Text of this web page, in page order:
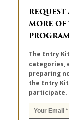
MORE OF
The Entry
categories,
preparing
the Entry
participate.